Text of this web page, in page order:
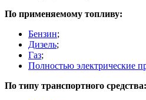
По применяемому топливу:
Бензин;
Дизель;
Газ;
Полностью электрические
По типу транспортного средства: